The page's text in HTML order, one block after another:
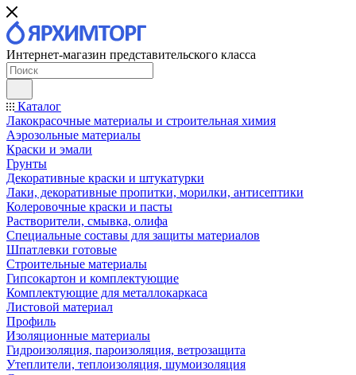
Интернет-магазин представительского класса
Каталог
Лакокрасочные материалы и строительная химия
Аэрозольные материалы
Краски и эмали
Грунты
Декоративные краски и штукатурки
Лаки, декоративные пропитки, морилки, антисептики
Колеровочные краски и пасты
Растворители, смывка, олифа
Специальные составы для защиты материалов
Шпатлевки готовые
Строительные материалы
Гипсокартон и комплектующие
Комплектующие для металлокаркаса
Листовой материал
Профиль
Изоляционные материалы
Гидроизоляция, пароизоляция, ветрозащита
Утеплители, теплоизоляция, шумоизоляция